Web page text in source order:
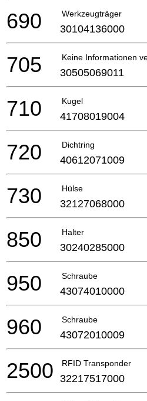
Werkzeugträger
690 30104136000
Keine Informationen
705 30505069011
Kugel
710 41708019004
Dichtring
720 40612071009
Hülse
730 32127068000
Halter
850 30240285000
Schraube
950 43074010000
Schraube
960 43072010009
RFID Transponder
2500 32217517000